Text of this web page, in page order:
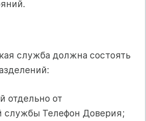
служба должна состоять
отдельно от
службы Телефон Доверия;